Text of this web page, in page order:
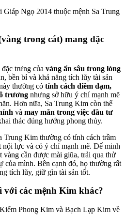
Ngọ 2014 thuộc mệnh Sa Trung
trong cát) mang đặc
đặc trưng của vàng ẩn sâu trong lòng
bền bỉ và khả năng tích lũy tài sản
thường có tính cách điềm đạm,
trương nhưng sở hữu ý chí mạnh mẽ
Hơn nữa, Sa Trung Kim còn thể
và may mắn trong việc đầu tư
thác đúng hướng phong thủy.
Trung Kim thường có tính cách trầm
lực và có ý chí mạnh mẽ. Để minh
vàng cần được mài giũa, trải qua thử
của mình. Bên cạnh đó, họ thường rất
tích lũy, giữ gìn tài sản tốt.
các mệnh Kim khác?
Phong Kim và Bạch Lạp Kim về